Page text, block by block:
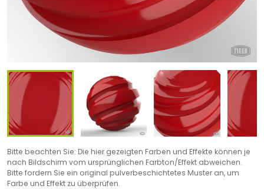
Bitte beachten Sie: Die hier gezeigten Farben und Effekte können je
nach Bildschirm vom ursprünglichen Farbton/Effekt abweichen.
Bitte fordern Sie ein original pulverbeschichtetes Muster an, um
Farbe und Effekt zu überprüfen.